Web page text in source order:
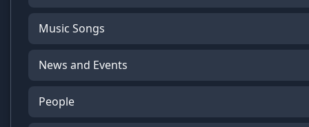
Music Songs
News and Events
People